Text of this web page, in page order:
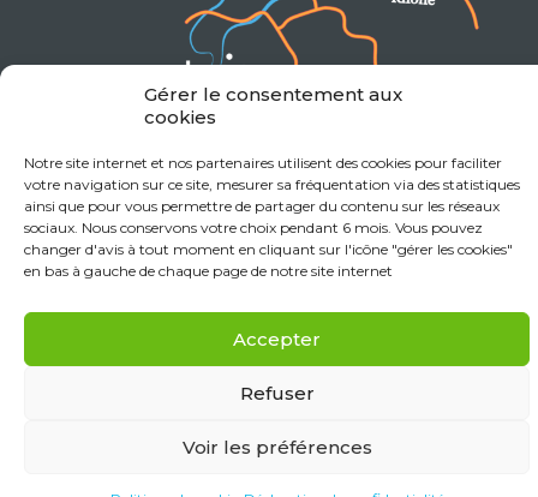
Gérer le consentement aux
cookies
Notre site internet et nos partenaires utilisent des cookies pour faciliter
votre navigation sur ce site, mesurer sa fréquentation via des statistiques
ainsi que pour vous permettre de partager du contenu sur les réseaux
sociaux. Nous conservons votre choix pendant 6 mois. Vous pouvez
changer d'avis à tout moment en cliquant sur l'icône "gérer les cookies"
en bas à gauche de chaque page de notre site internet
Accepter
Refuser
Voir les préférences
Mentions Légales
Données personnelles
Politique de cookies (UE)
Déclaration de confidentialité (UE)
Réalisation Monclocher.com